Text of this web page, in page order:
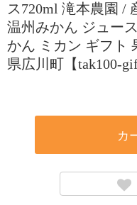
ス720ml 滝本農園 /
温州みかん ジュー
かん ミカン ギフト
県広川町【tak100-
カ